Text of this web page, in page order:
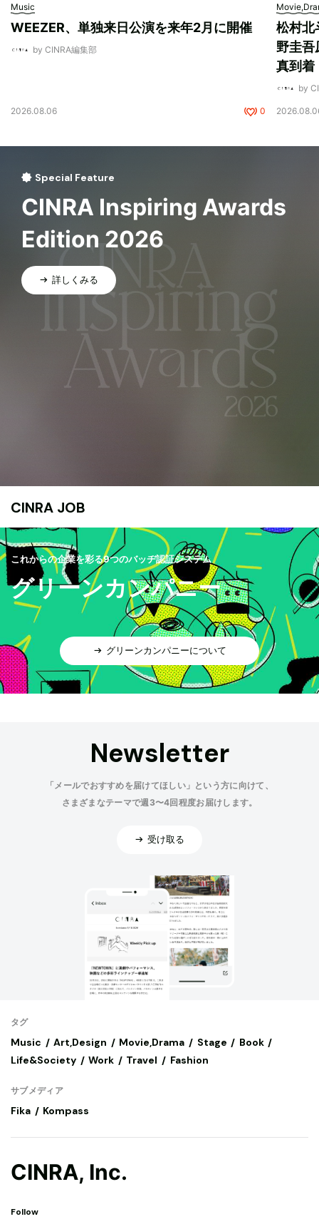
Music
WEEZER、単独来日公演を来年2月に開催
by CINRA編集部
2026.08.06 0
松村北
野圭吾
真到着
by
Special Feature
CINRA Inspiring Awards
Edition 2026
詳しくみる
CINRA JOB
これからの企業を彩る9つのバッヂ認証システム
グリーンカンパニー
グリーンカンパニーについて
Newsletter
「メールでおすすめを届けてほしい」という方に向けて、
さまざまなテーマで週3〜4回程度お届けします。
受け取る
タグ
Music Art,Design Movie,Drama Stage
Book
Life&Society
Work Travel Fashion
サブメディア
Fika Kompass
CINRA, Inc.
Follow